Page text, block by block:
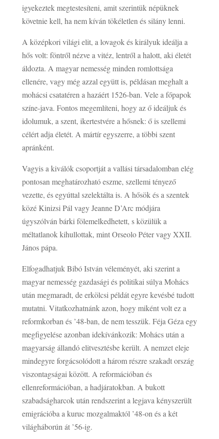
igyekeztek megtestesíteni, amit szerintük népüknek
követnie kell, ha nem kíván tökéletlen és silány lenni.
A középkori világi elit, a lovagok és királyuk ideálja a
hős volt: föntről nézve a vitéz, lentről a halott, aki életét
áldozta. A magyar nemesség minden romlottsága
ellenére, vagy még azzal együtt is, példásan meghalt a
mohácsi csatatéren a hazáért 1526-ban. Vele a főpapok
színe-java. Fontos megemlíteni, hogy az ő ideáljuk és
idolumuk, a szent, ikertestvére a hősnek: ő is szellemi
célért adja életét. A mártír egyszerre, a többi szent
apránként.
Vagyis a kiválók csoportját a vallási társadalomban elég
pontosan meghatározható eszme, szellemi tényező
vezette, és egyúttal szelektálta is. A hősök és a szentek
közé Kinizsi Pál vagy Jeanne D’Arc módjára
úgyszólván bárki fölemelkedhetett, s közülük a
méltatlanok kihullottak, mint Orseolo Péter vagy XXII.
János pápa.
Elfogadhatjuk Bibó István véleményét, aki szerint a
magyar nemesség gazdasági és politikai súlya Mohács
után megmaradt, de erkölcsi példát egyre kevésbé tudott
mutatni. Vitatkozhatnánk azon, hogy miként volt ez a
reformkorban és ’48-ban, de nem tesszük. Féja Géza egy
megfigyelése azonban idekívánkozik: Mohács után a
magyarság állandó elitvesztésbe került. A nemzet eleje
mindegyre forgácsolódott a három részre szakadt ország
viszontagságai között. A reformációban és
ellenreformációban, a hadjáratokban. A bukott
szabadságharcok után rendszerint a legjava kényszerült
emigrációba a kuruc mozgalmaktól ’48-on és a két
világháborún át ’56-ig.